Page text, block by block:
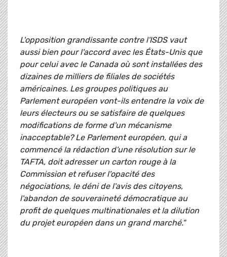
L'opposition grandissante contre l'ISDS vaut
aussi bien pour l'accord avec les États-Unis que
pour celui avec le Canada où sont installées des
dizaines de milliers de filiales de sociétés
américaines. Les groupes politiques au
Parlement européen vont-ils entendre la voix de
leurs électeurs ou se satisfaire de quelques
modifications de forme d'un mécanisme
inacceptable? Le Parlement européen, qui a
commencé la rédaction d'une résolution sur le
TAFTA, doit adresser un carton rouge à la
Commission et refuser l'opacité des
négociations, le déni de l'avis des citoyens,
l'abandon de souveraineté démocratique au
profit de quelques multinationales et la dilution
du projet européen dans un grand marché."